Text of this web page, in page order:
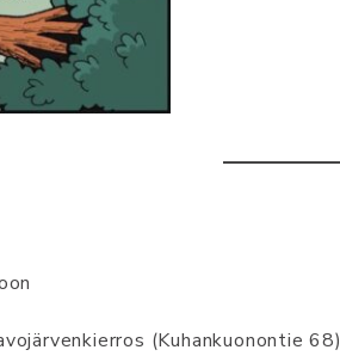
(Kuhankuonontie 68)